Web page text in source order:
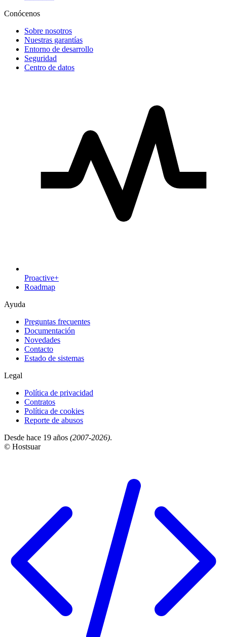
Conócenos
Sobre nosotros
Nuestras garantías
Entorno de desarrollo
Seguridad
Centro de datos
Proactive+
Roadmap
Ayuda
Preguntas frecuentes
Documentación
Novedades
Contacto
Estado de sistemas
Legal
Política de privacidad
Contratos
Política de cookies
Reporte de abusos
Desde hace 19 años (2007-2026).
© Hostsuar